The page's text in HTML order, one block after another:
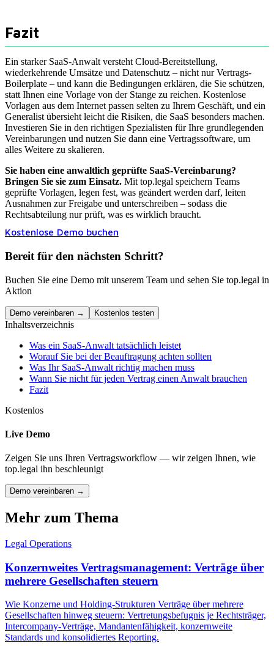
Fazit
Ein starker SaaS-Anwalt versteht Cloud-Bereitstellung,
wiederkehrende Umsätze und Datenschutz – nicht nur Vertrags-
Boilerplate – und kann die Bedingungen erklären, die Sie schützen,
statt Ihnen eine Vorlage von der Stange zu reichen. Kostenlose
Vorlagen aus dem Internet passen selten zu Ihrem Geschäft, und ein
Generalist übersieht leicht die Risiken, die SaaS besonders machen.
Investieren Sie in den richtigen Spezialisten für Ihre grundlegenden
Vereinbarungen und nutzen Sie dann eine Vertragssoftware, um
alles Weitere zu skalieren.
Sie haben eine anwaltlich geprüfte SaaS-Vereinbarung?
Bringen Sie sie zum Einsatz. Mit top.legal speichern Teams
geprüfte Vorlagen, legen fest, was geändert werden darf, leiten
Ausnahmen zur Freigabe und unterschreiben – sodass die
Rechtsabteilung nur prüft, was es wirklich braucht.
Kostenlose Demo buchen
Bereit für den nächsten Schritt?
Buchen Sie eine Demo mit unserem Team und sehen Sie top.legal in
Aktion
Demo vereinbaren → Kostenlos testen
Inhaltsverzeichnis
Was ein SaaS-Anwalt tatsächlich leistet
Worauf Sie bei der Beauftragung achten sollten
Was Ihr SaaS-Anwalt richtig machen muss
Wann Sie nicht für jeden Vertrag einen Anwalt brauchen
Fazit
Kostenlos
Live Demo
Zeigen Sie uns Ihren Vertragsworkflow — wir zeigen Ihnen, wie
top.legal ihn beschleunigt
Demo vereinbaren →
Mehr zum Thema
Legal Operations
Konzernweites Vertragsmanagement: Verträge über
mehrere Gesellschaften steuern
Wie Konzerne und Holding-Strukturen Verträge über mehrere
Gesellschaften hinweg steuern: Vertretungsbefugnis je Rechtsträger,
Intercompany-Verträge, Mandantenfähigkeit, konzernweite
Standards und konsolidiertes Reporting.